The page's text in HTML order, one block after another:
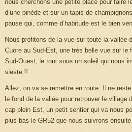
nous cherchons une petite place pour faire
d’une pinède et sur un tapis de
pause qui, comme d’habitude est le bien
Nous profitons de la vue sur toute la vallée
Cuore au Sud-Est, une très belle vue sur
Sud-Ouest, le tout sous un soleil qui nous
sieste !!
Allez, on va se remettre en route. Il ne reste
le fond de la vallée pour retrouver le village
cap plein Est, un petit sentier qui va nous
plus bas le GR52 que nous suivrons ensuite